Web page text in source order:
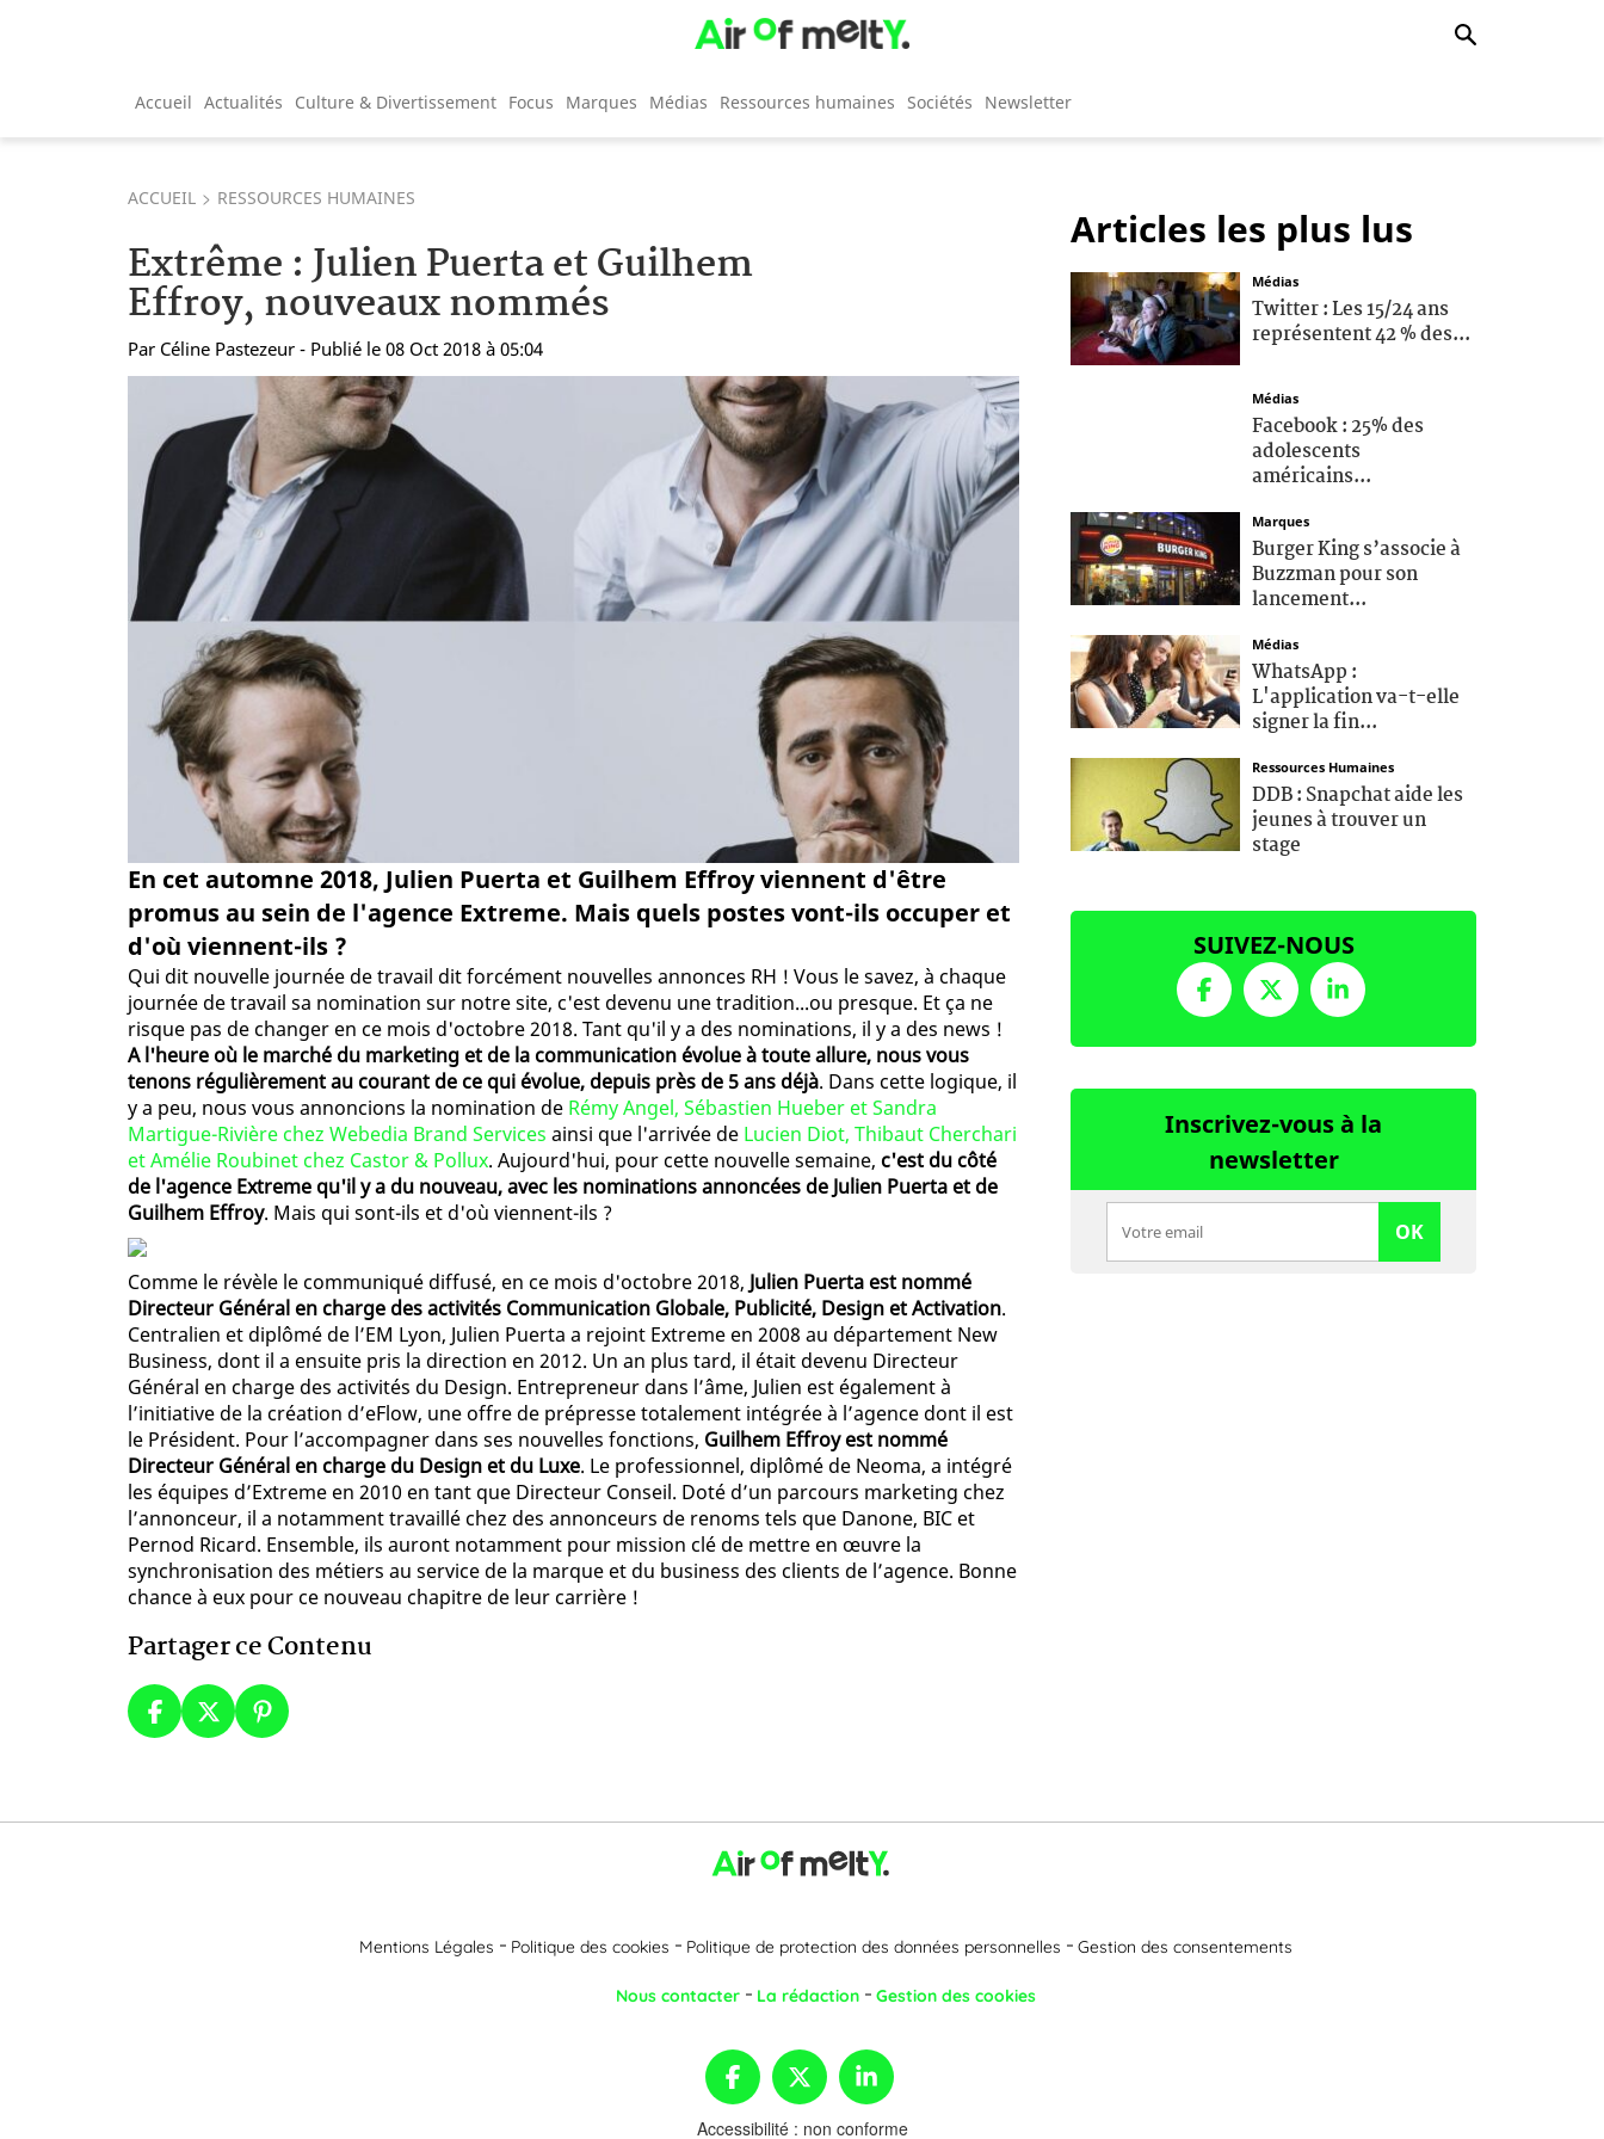
Accueil Actualités Culture & Divertissement Focus Marques Médias Ressources humaines Sociétés Newsletter
ACCUEIL RESSOURCES HUMAINES
Extrême : Julien Puerta et Guilhem
Effroy, nouveaux nommés
Par Céline Pastezeur - Publié le 08 Oct 2018 à 05:04
En cet automne 2018, Julien Puerta et Guilhem Effroy viennent d'être
promus au sein de l'agence Extreme. Mais quels postes vont-ils occuper et
d'où viennent-ils ?
Qui dit nouvelle journée de travail dit forcément nouvelles annonces RH ! Vous le savez, à chaque
journée de travail sa nomination sur notre site, c'est devenu une tradition...ou presque. Et ça ne
risque pas de changer en ce mois d'octobre 2018. Tant qu'il y a des nominations, il y a des news !
A l'heure où le marché du marketing et de la communication évolue à toute allure, nous vous
tenons régulièrement au courant de ce qui évolue, depuis près de 5 ans déjà. Dans cette logique, il
y a peu, nous vous annoncions la nomination de Rémy Angel, Sébastien Hueber et Sandra
Martigue-Rivière chez Webedia Brand Services ainsi que l'arrivée de Lucien Diot, Thibaut Cherchari
et Amélie Roubinet chez Castor & Pollux. Aujourd'hui, pour cette nouvelle semaine, c'est du côté
de l'agence Extreme qu'il y a du nouveau, avec les nominations annoncées de Julien Puerta et de
Guilhem Effroy. Mais qui sont-ils et d'où viennent-ils ?
Comme le révèle le communiqué diffusé, en ce mois d'octobre 2018, Julien Puerta est nommé
Directeur Général en charge des activités Communication Globale, Publicité, Design et Activation.
Centralien et diplômé de l’EM Lyon, Julien Puerta a rejoint Extreme en 2008 au département New
Business, dont il a ensuite pris la direction en 2012. Un an plus tard, il était devenu Directeur
Général en charge des activités du Design. Entrepreneur dans l’âme, Julien est également à
l’initiative de la création d’eFlow, une offre de prépresse totalement intégrée à l’agence dont il est
le Président. Pour l’accompagner dans ses nouvelles fonctions, Guilhem Effroy est nommé
Directeur Général en charge du Design et du Luxe. Le professionnel, diplômé de Neoma, a intégré
les équipes d’Extreme en 2010 en tant que Directeur Conseil. Doté d’un parcours marketing chez
l’annonceur, il a notamment travaillé chez des annonceurs de renoms tels que Danone, BIC et
Pernod Ricard. Ensemble, ils auront notamment pour mission clé de mettre en œuvre la
synchronisation des métiers au service de la marque et du business des clients de l’agence. Bonne
chance à eux pour ce nouveau chapitre de leur carrière !
Partager ce Contenu
Articles les plus lus
Médias
Twitter : Les 15/24 ans
représentent 42 % des...
Médias
Facebook : 25% des
adolescents
américains...
Marques
Burger King s’associe à
Buzzman pour son
lancement...
Médias
WhatsApp :
L'application va-t-elle
signer la fin...
Ressources Humaines
DDB : Snapchat aide les
jeunes à trouver un
stage
SUIVEZ-NOUS
Inscrivez-vous à la
newsletter
OK
Mentions Légales Politique des cookies Politique de protection des données personnelles Gestion des consentements
Nous contacter La rédaction Gestion des cookies
Accessibilité : non conforme